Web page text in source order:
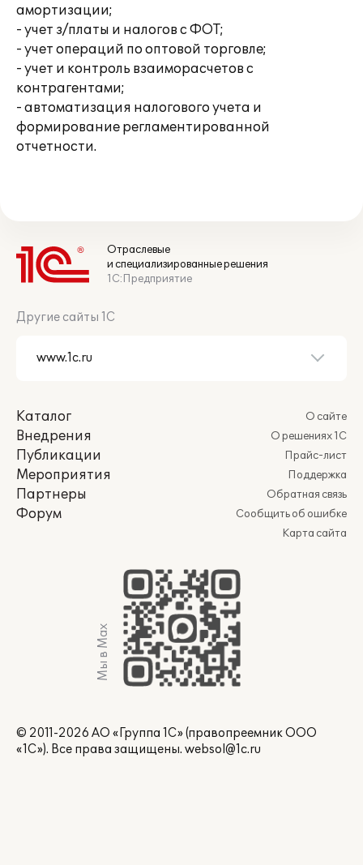
амортизации;
- учет з/платы и налогов с ФОТ;
- учет операций по оптовой торговле;
- учет и контроль взаиморасчетов с
контрагентами;
- автоматизация налогового учета и
формирование регламентированной
отчетности.
Отраслевые
и специализированные решения
1С:Предприятие
Другие сайты 1С
Каталог
Внедрения
Публикации
Мероприятия
Партнеры
Форум
О сайте
О решениях 1С
Прайс-лист
Поддержка
Обратная связь
Сообщить об ошибке
Карта сайта
Мы в Max
© 2011-2026 АО «Группа 1С» (правопреемник ООО
«1С»). Все права защищены. websol@1c.ru